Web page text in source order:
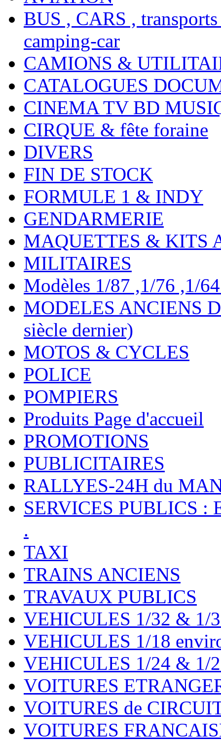
BUS , CARS ,
camping-car
CAMIONS &
CATALOGUES
CINEMA TV BD
CIRQUE & fête foraine
DIVERS
FIN DE STOCK
FORMULE 1 & INDY
GENDARMERIE
MAQUETTES & KITS
MILITAIRES
Modèles 1/87 ,1/76 ,1/
MODELES ANCIENS
siècle dernier)
MOTOS & CYCLES
POLICE
POMPIERS
Produits Page d'accueil
PROMOTIONS
PUBLICITAIRES
RALLYES-24H du
SERVICES PUBLICS :
.
TAXI
TRAINS ANCIENS
TRAVAUX PUBLICS
VEHICULES 1/32 & 1/
VEHICULES 1/18
VEHICULES 1/24 & 1/
VOITURES
VOITURES de
VOITURES